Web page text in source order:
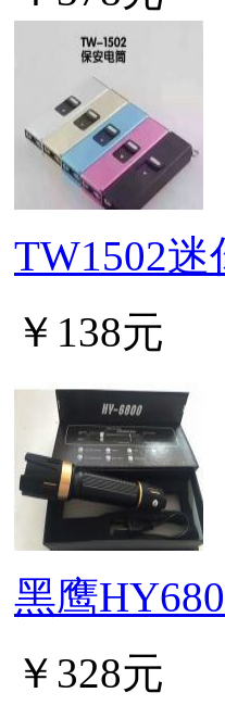
TW1502迷
￥138元
黑鹰
￥328元